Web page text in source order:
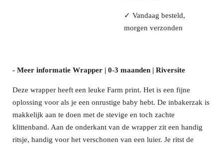
✓ Vandaag besteld,
morgen verzonden
- Meer informatie Wrapper | 0-3 maanden | Riversite
Deze wrapper heeft een leuke Farm print. Het is een fijne
oplossing voor als je een onrustige baby hebt. De inbakerzak is
makkelijk aan te doen met de stevige en toch zachte
klittenband. Aan de onderkant van de wrapper zit een handig
ritsje, handig voor het verschonen van een luier. Je ritst de